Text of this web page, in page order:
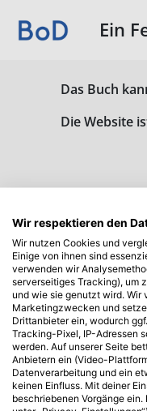
Ein
Das Buch
Die Website
Wir respektieren den
Wir nutzen Cookies und
Einige von ihnen sind
verwenden wir
serverseitiges Tracking), um
und wie sie genutzt wird.
Marketingzwecken und
Drittanbieter ein, wodurch
Tracking-Pixel, IP-Adressen
werden. Auf unserer Seite
Anbietern ein (Video-
Datenverarbeitung und ein
keinen Einfluss. Mit deiner
beschriebenen Vorgänge